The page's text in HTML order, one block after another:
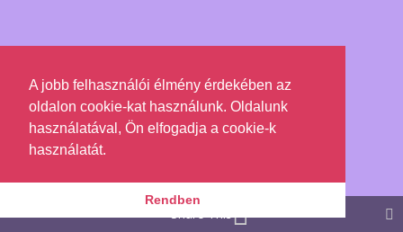
Share This
A jobb felhasználói élmény érdekében az
oldalon cookie-kat használunk. Oldalunk
használatával, Ön elfogadja a cookie-k
használatát.
Rendben